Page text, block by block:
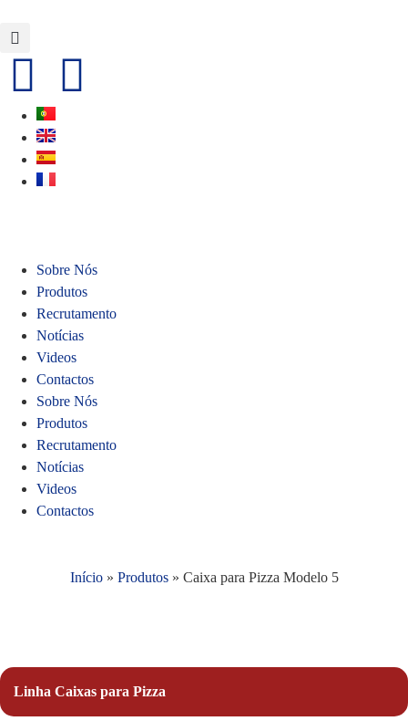
Sobre Nós
Produtos
Recrutamento
Notícias
Videos
Contactos
Sobre Nós
Produtos
Recrutamento
Notícias
Videos
Contactos
Início» Produtos» Caixa para Pizza Modelo 5
Linha Caixas para Pizza